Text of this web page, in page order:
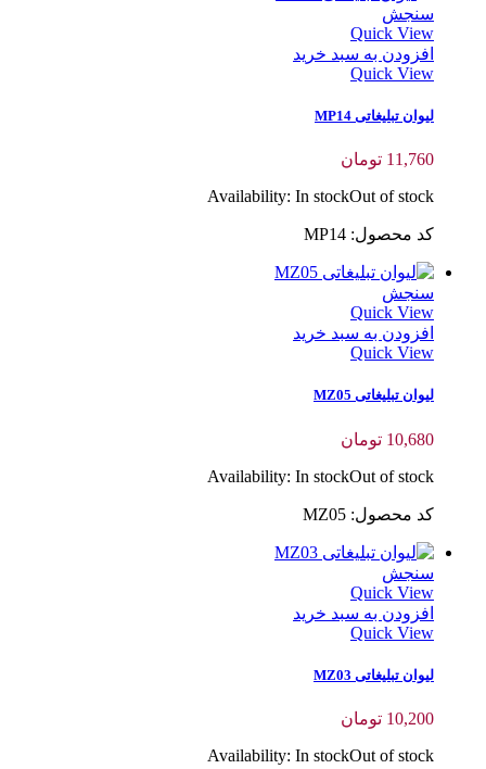
سنجش
Quick View
افزودن به سبد خرید
Quick View
لیوان تبلیغاتی MP14
11,760 تومان
Availability: In stockOut of stock
کد محصول: MP14
سنجش
Quick View
افزودن به سبد خرید
Quick View
لیوان تبلیغاتی MZ05
10,680 تومان
Availability: In stockOut of stock
کد محصول: MZ05
سنجش
Quick View
افزودن به سبد خرید
Quick View
لیوان تبلیغاتی MZ03
10,200 تومان
Availability: In stockOut of stock